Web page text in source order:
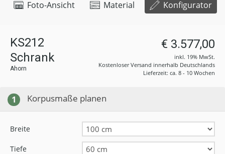
Foto-Ansicht Material Konfigurator
KS212
Schrank
Ahorn
€ 3.577,00
inkl. 19% MwSt.
Kostenloser Versand innerhalb Deutschlands
Lieferzeit: ca. 8 - 10 Wochen
1 Korpusmaße planen
Breite
Tiefe